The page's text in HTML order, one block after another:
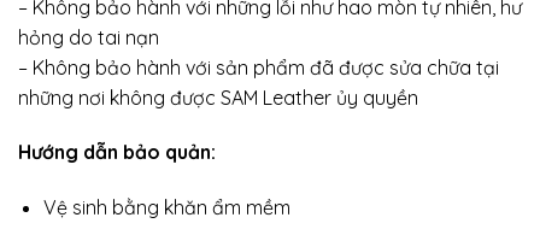
– Không bảo hành với những lỗi như hao mòn tự nhiên, hư
hỏng do tai nạn
– Không bảo hành với sản phẩm đã được sửa chữa tại
những nơi không được SAM Leather ủy quyền
Hướng dẫn bảo quản:
Vệ sinh bằng khăn ẩm mềm